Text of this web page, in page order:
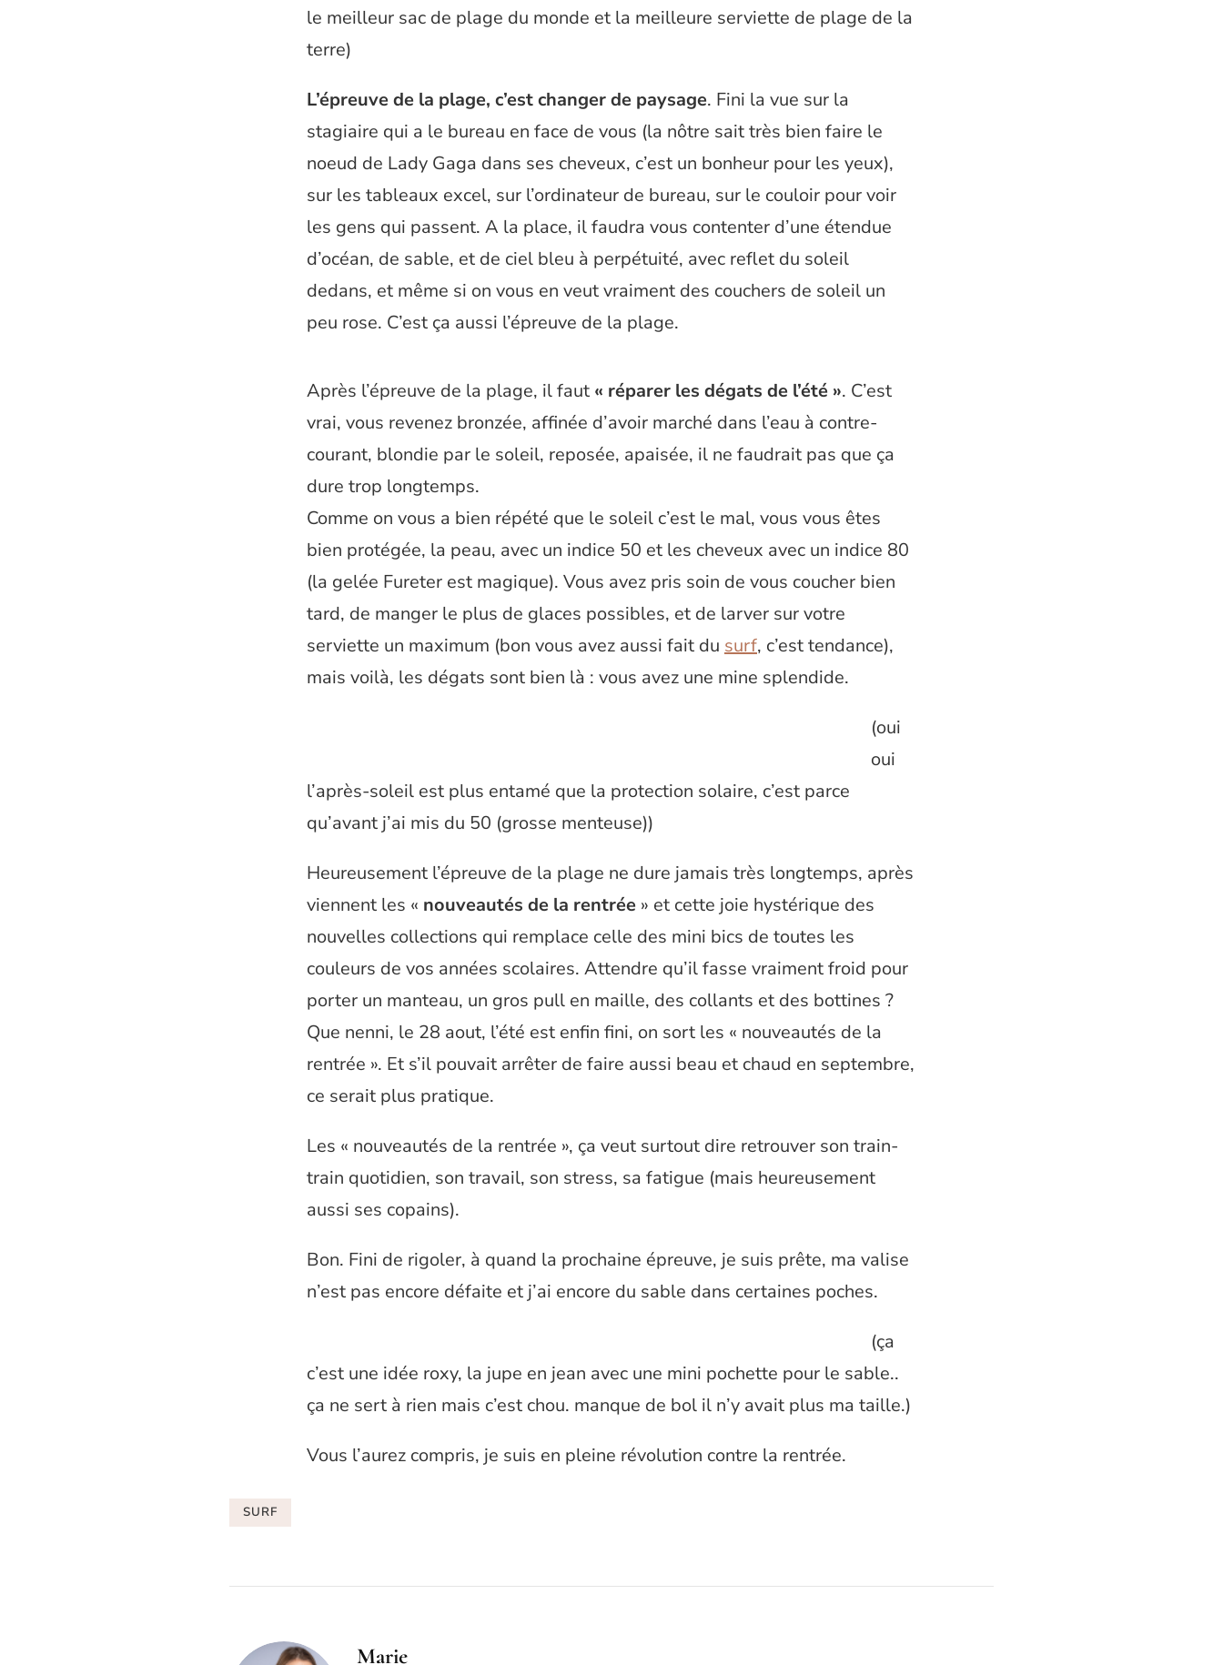
le meilleur sac de plage du monde et la meilleure serviette de plage de la
terre)
L’épreuve de la plage, c’est changer de paysage. Fini la vue sur la
stagiaire qui a le bureau en face de vous (la nôtre sait très bien faire le
noeud de Lady Gaga dans ses cheveux, c’est un bonheur pour les yeux),
sur les tableaux excel, sur l’ordinateur de bureau, sur le couloir pour voir
les gens qui passent. A la place, il faudra vous contenter d’une étendue
d’océan, de sable, et de ciel bleu à perpétuité, avec reflet du soleil
dedans, et même si on vous en veut vraiment des couchers de soleil un
peu rose. C’est ça aussi l’épreuve de la plage.
Après l’épreuve de la plage, il faut « réparer les dégats de l’été ». C’est
vrai, vous revenez bronzée, affinée d’avoir marché dans l’eau à contre-
courant, blondie par le soleil, reposée, apaisée, il ne faudrait pas que ça
dure trop longtemps.
Comme on vous a bien répété que le soleil c’est le mal, vous vous êtes
bien protégée, la peau, avec un indice 50 et les cheveux avec un indice 80
(la gelée Fureter est magique). Vous avez pris soin de vous coucher bien
tard, de manger le plus de glaces possibles, et de larver sur votre
serviette un maximum (bon vous avez aussi fait du surf, c’est tendance),
mais voilà, les dégats sont bien là : vous avez une mine splendide.
(oui
oui
l’après-soleil est plus entamé que la protection solaire, c’est parce
qu’avant j’ai mis du 50 (grosse menteuse))
Heureusement l’épreuve de la plage ne dure jamais très longtemps, après
viennent les « nouveautés de la rentrée » et cette joie hystérique des
nouvelles collections qui remplace celle des mini bics de toutes les
couleurs de vos années scolaires. Attendre qu’il fasse vraiment froid pour
porter un manteau, un gros pull en maille, des collants et des bottines ?
Que nenni, le 28 aout, l’été est enfin fini, on sort les « nouveautés de la
rentrée ». Et s’il pouvait arrêter de faire aussi beau et chaud en septembre,
ce serait plus pratique.
Les « nouveautés de la rentrée », ça veut surtout dire retrouver son train-
train quotidien, son travail, son stress, sa fatigue (mais heureusement
aussi ses copains).
Bon. Fini de rigoler, à quand la prochaine épreuve, je suis prête, ma valise
n’est pas encore défaite et j’ai encore du sable dans certaines poches.
(ça
c’est une idée roxy, la jupe en jean avec une mini pochette pour le sable..
ça ne sert à rien mais c’est chou. manque de bol il n’y avait plus ma taille.)
Vous l’aurez compris, je suis en pleine révolution contre la rentrée.
SURF
Marie